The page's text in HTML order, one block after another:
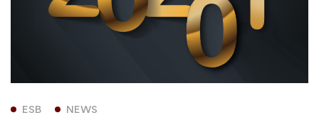
ESB NEWS